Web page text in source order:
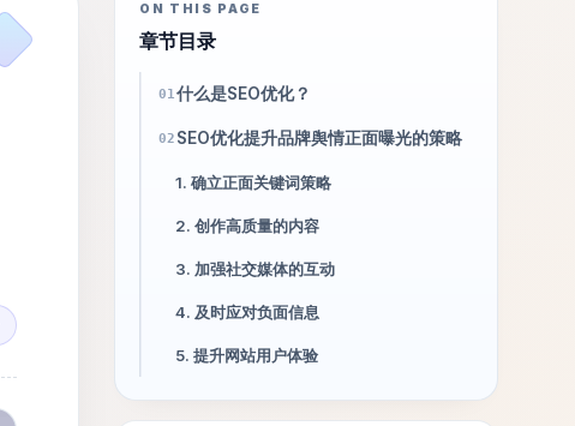
ON THIS PAGE
章节目录
01什么是SEO优化？
02 SEO优化提升品牌舆情正面曝光的策略
1. 确立正面关键词策略
2. 创作高质量的内容
3. 加强社交媒体的互动
4. 及时应对负面信息
5. 提升网站用户体验